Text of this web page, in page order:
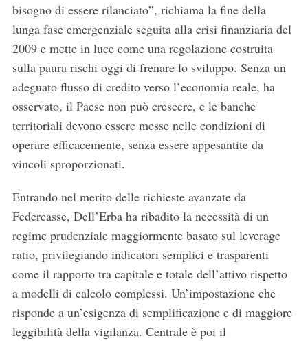
bisogno di essere rilanciato”, richiama la fine della
lunga fase emergenziale seguita alla crisi finanziaria del
2009 e mette in luce come una regolazione costruita
sulla paura rischi oggi di frenare lo sviluppo. Senza un
adeguato flusso di credito verso l’economia reale, ha
osservato, il Paese non può crescere, e le banche
territoriali devono essere messe nelle condizioni di
operare efficacemente, senza essere appesantite da
vincoli sproporzionati.
Entrando nel merito delle richieste avanzate da
Federcasse, Dell’Erba ha ribadito la necessità di un
regime prudenziale maggiormente basato sul leverage
ratio, privilegiando indicatori semplici e trasparenti
come il rapporto tra capitale e totale dell’attivo rispetto
a modelli di calcolo complessi. Un’impostazione che
risponde a un’esigenza di semplificazione e di maggiore
leggibilità della vigilanza. Centrale è poi il